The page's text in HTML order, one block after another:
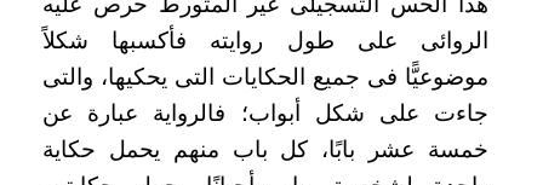
الروائى على طول روايته فأكسبها شكلاً
موضوعيًّا فى جميع الحكايات التى يحكيها، والتى
جاءت على شكل أبواب؛ فالرواية عبارة عن
خمسة عشر بابًا، كل باب منهم يحمل حكاية